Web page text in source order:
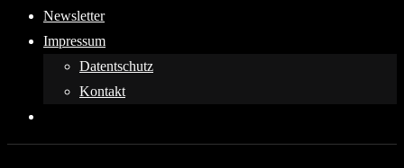
Newsletter
Impressum
Datentschutz
Kontakt